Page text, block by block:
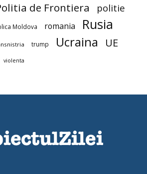
de Frontiera politie
Moldova romania Rusia
trump Ucraina UE
violenta